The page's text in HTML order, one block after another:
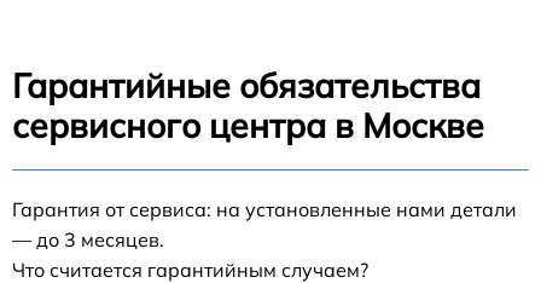
Гарантийные обязательства
сервисного центра в Москве
Гарантия от сервиса: на установленные нами детали
— до 3 месяцев.
Что считается гарантийным случаем?